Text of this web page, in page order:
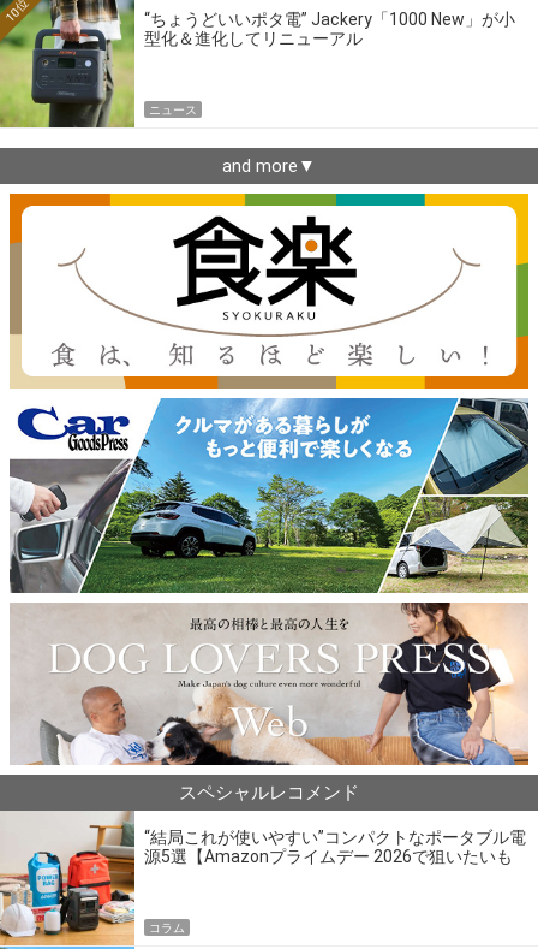
“ちょうどいいポタ電” Jackery「1000 New」が小
型化＆進化してリニューアル
10位
ニュース
and more▼
スペシャルレコメンド
“結局これが使いやすい”コンパクトなポータブル電
源5選【Amazonプライムデー 2026で狙いたいも
コラム